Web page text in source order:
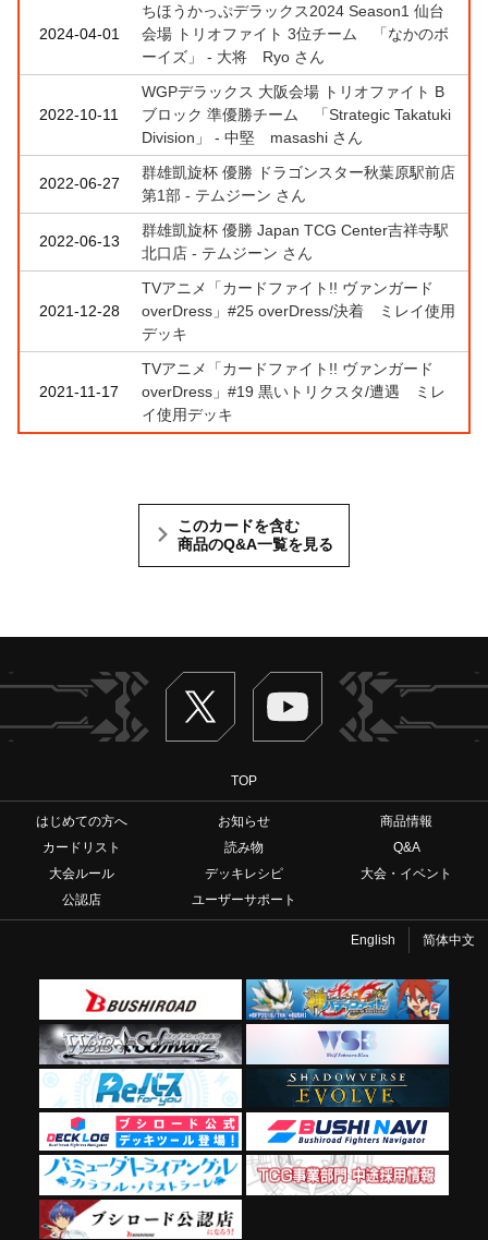
2024-04-01
ちほうかっぷデラックス2024 Season1 仙台
会場 トリオファイト 3位チーム 「なかのボ
ーイズ」 - 大将 Ryo さん
2022-10-11
WGPデラックス 大阪会場 トリオファイト B
ブロック 準優勝チーム 「Strategic Takatuki
Division」 - 中堅 masashi さん
2022-06-27
群雄凱旋杯 優勝 ドラゴンスター秋葉原駅前店
第1部 - テムジーン さん
2022-06-13
群雄凱旋杯 優勝 Japan TCG Center吉祥寺駅
北口店 - テムジーン さん
2021-12-28
TVアニメ「カードファイト!! ヴァンガード
overDress」#25 overDress/決着 ミレイ使用
デッキ
2021-11-17
TVアニメ「カードファイト!! ヴァンガード
overDress」#19 黒いトリクスタ/遭遇 ミレ
イ使用デッキ
このカードを含む
商品のQ&A一覧を見る
Twitter ヴァンガードch
TOP
はじめての方へ お知らせ
商品情報
カードリスト
読み物
Q&A
大会ルール
デッキレシピ
大会・イベント
公認店
ユーザーサポート
English 简体中文